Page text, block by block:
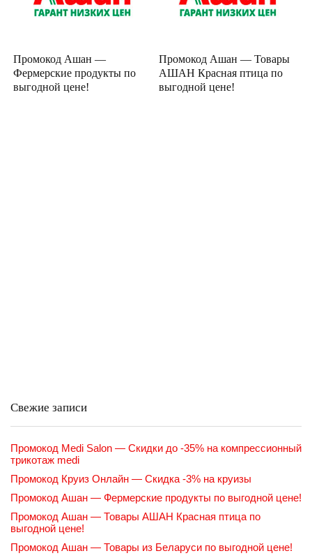
Промокод Ашан —
Фермерские продукты по
выгодной цене!
Промокод Ашан — Товары
АШАН Красная птица по
выгодной цене!
Свежие записи
Промокод Medi Salon — Скидки до -35% на компрессионный
трикотаж medi
Промокод Круиз Онлайн — Скидка -3% на круизы
Промокод Ашан — Фермерские продукты по выгодной цене!
Промокод Ашан — Товары АШАН Красная птица по
выгодной цене!
Промокод Ашан — Товары из Беларуси по выгодной цене!